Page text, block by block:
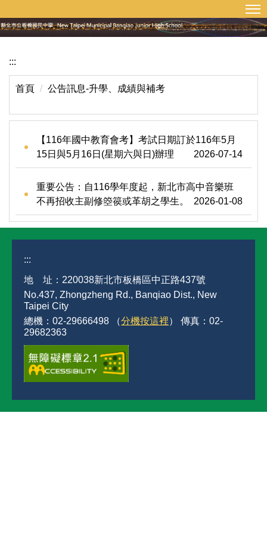
到
主
內
網站導覽
:::
首頁 公告訊息-升學、成績與補考
【116年國中教育會考】考試日期訂於116年5月
15日與5月16日(星期六與日)辦理
2026-07-14
重要公告：自116學年度起，新北市高中音樂班
不再招收主副修箜篌或革胡之學生。
2026-01-08
:::
地 址：220038新北市板橋區中正路437號
No.437, Zhongzheng Rd., Banqiao Dist., New
Taipei City
總機：02-29666498 （分機按這裡） 傳真：02-
29682363